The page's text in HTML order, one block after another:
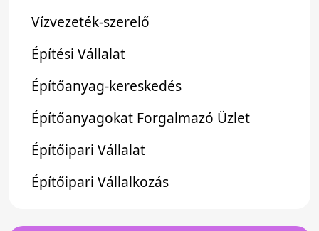
Vízvezeték-szerelő
Építési Vállalat
Építőanyag-kereskedés
Építőanyagokat Forgalmazó Üzlet
Építőipari Vállalat
Építőipari Vállalkozás